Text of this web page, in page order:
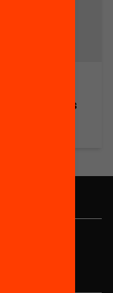
Rep
millorar la